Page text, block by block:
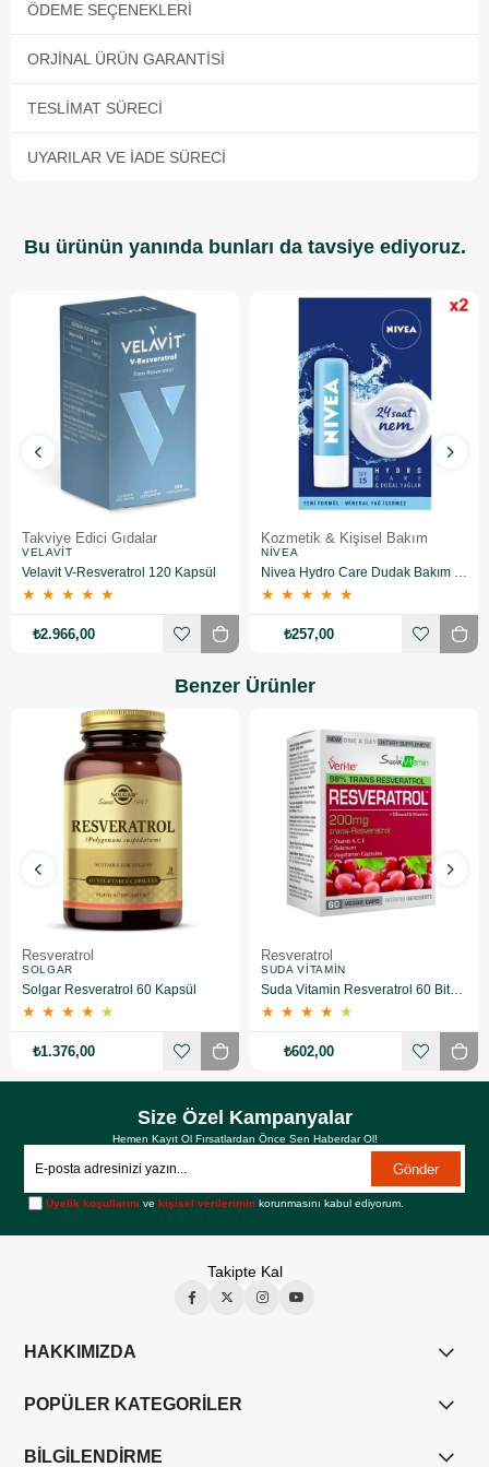
ÖDEME SEÇENEKLERI
ORJINAL ÜRÜN GARANTISI
TESLIMAT SÜRECI
UYARILAR VE İADE SÜRECI
Bu ürünün yanında bunları da tavsiye ediyoruz.
Takviye Edici Gıdalar
VELAVIT
Velavit V-Resveratrol 120 Kapsül
★ ★ ★ ★ ★
₺2.966,00
Kozmetik & Kişisel Bakım
NIVEA
Nivea Hydro Care Dudak Bakım Kremi 4.8 gr 2 Adet
★ ★ ★ ★ ★
₺257,00
Benzer Ürünler
Resveratrol
SOLGAR
Solgar Resveratrol 60 Kapsül
★ ★ ★ ★ ★
₺1.376,00
Resveratrol
SUDA VITAMIN
Suda Vitamin Resveratrol 60 Bitkisel Kapsül
★ ★ ★ ★ ★
₺602,00
Size Özel Kampanyalar
Hemen Kayıt Ol Fırsatlardan Önce Sen Haberdar Ol!
Gönder
Üyelik koşullarını vekişisel verilerimin korunmasını kabul ediyorum.
Takipte Kal
HAKKIMIZDA
POPÜLER KATEGORİLER
BİLGİLENDİRME